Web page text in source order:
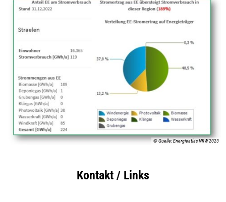
© Quelle: Energieatlas NRW 2023
Kontakt / Links